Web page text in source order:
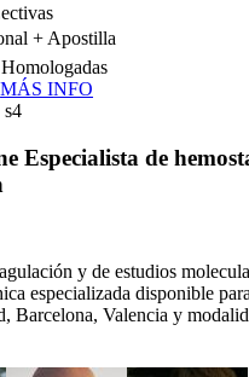
+ Apostilla
MÁS INFO
s4
Especialista de
y de estudios
especializada disponible
Barcelona, Valencia y